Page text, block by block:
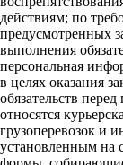
действиям; по
предусмотренных
выполнения
персональная
в целях оказания
обязательств
относятся
грузоперевозок и
установленным на